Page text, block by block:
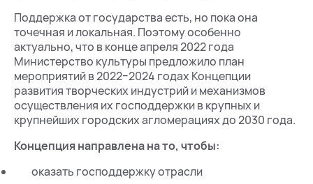
Поддержка от государства есть, но пока она
точечная и локальная. Поэтому особенно
актуально, что в конце апреля 2022 года
Министерство культуры предложило план
мероприятий в 2022−2024 годах Концепции
развития творческих индустрий и механизмов
осуществления их господдержки в крупных и
крупнейших городских агломерациях до 2030 года.
Концепция направлена на то, чтобы:
оказать господдержку отрасли